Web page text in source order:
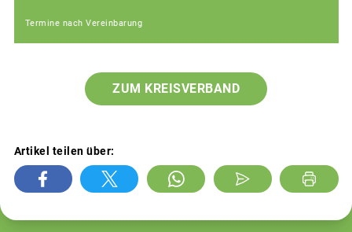
Termine nach Vereinbarung
ZUM KREISVERBAND
Artikel teilen über: